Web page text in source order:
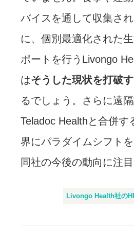
バイスを通して収集さ
に、個別最適化された
ポートを行うLivongo
はそうした現状を打破
るでしょう。さらに遠
Teladoc Healthと合併す
界にパラダイムシフト
同社の今後の動向に注目
Livongo Health社の